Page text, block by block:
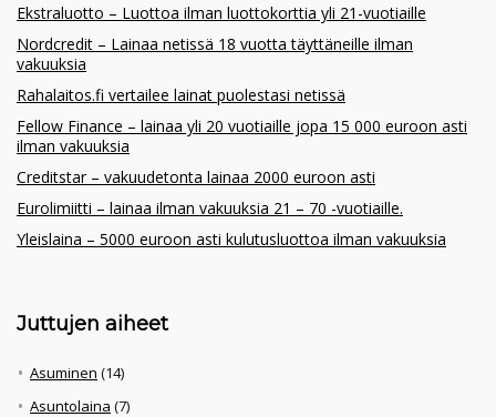
Ekstraluotto – Luottoa ilman luottokorttia yli 21-vuotiaille
Nordcredit – Lainaa netissä 18 vuotta täyttäneille ilman
vakuuksia
Rahalaitos.fi vertailee lainat puolestasi netissä
Fellow Finance – lainaa yli 20 vuotiaille jopa 15 000 euroon asti
ilman vakuuksia
Creditstar – vakuudetonta lainaa 2000 euroon asti
Eurolimiitti – lainaa ilman vakuuksia 21 – 70 -vuotiaille.
Yleislaina – 5000 euroon asti kulutusluottoa ilman vakuuksia
Juttujen aiheet
Asuminen (14)
Asuntolaina (7)